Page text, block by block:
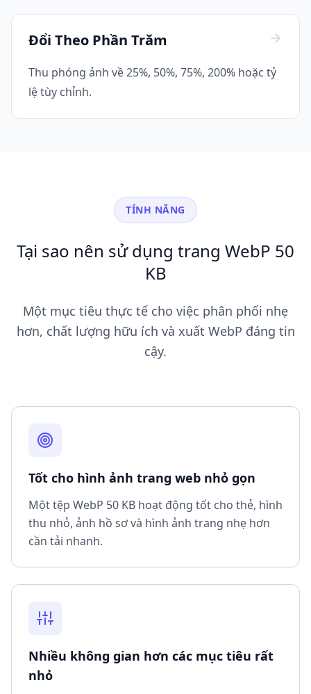
Đổi Theo Phần Trăm
Thu phóng ảnh về 25%, 50%, 75%, 200% hoặc tỷ
lệ tùy chỉnh.
TÍNH NĂNG
Tại sao nên sử dụng trang WebP 50
KB
Một mục tiêu thực tế cho việc phân phối nhẹ
hơn, chất lượng hữu ích và xuất WebP đáng tin
cậy.
Tốt cho hình ảnh trang web nhỏ gọn
Một tệp WebP 50 KB hoạt động tốt cho thẻ, hình
thu nhỏ, ảnh hồ sơ và hình ảnh trang nhẹ hơn
cần tải nhanh.
Nhiều không gian hơn các mục tiêu rất
nhỏ